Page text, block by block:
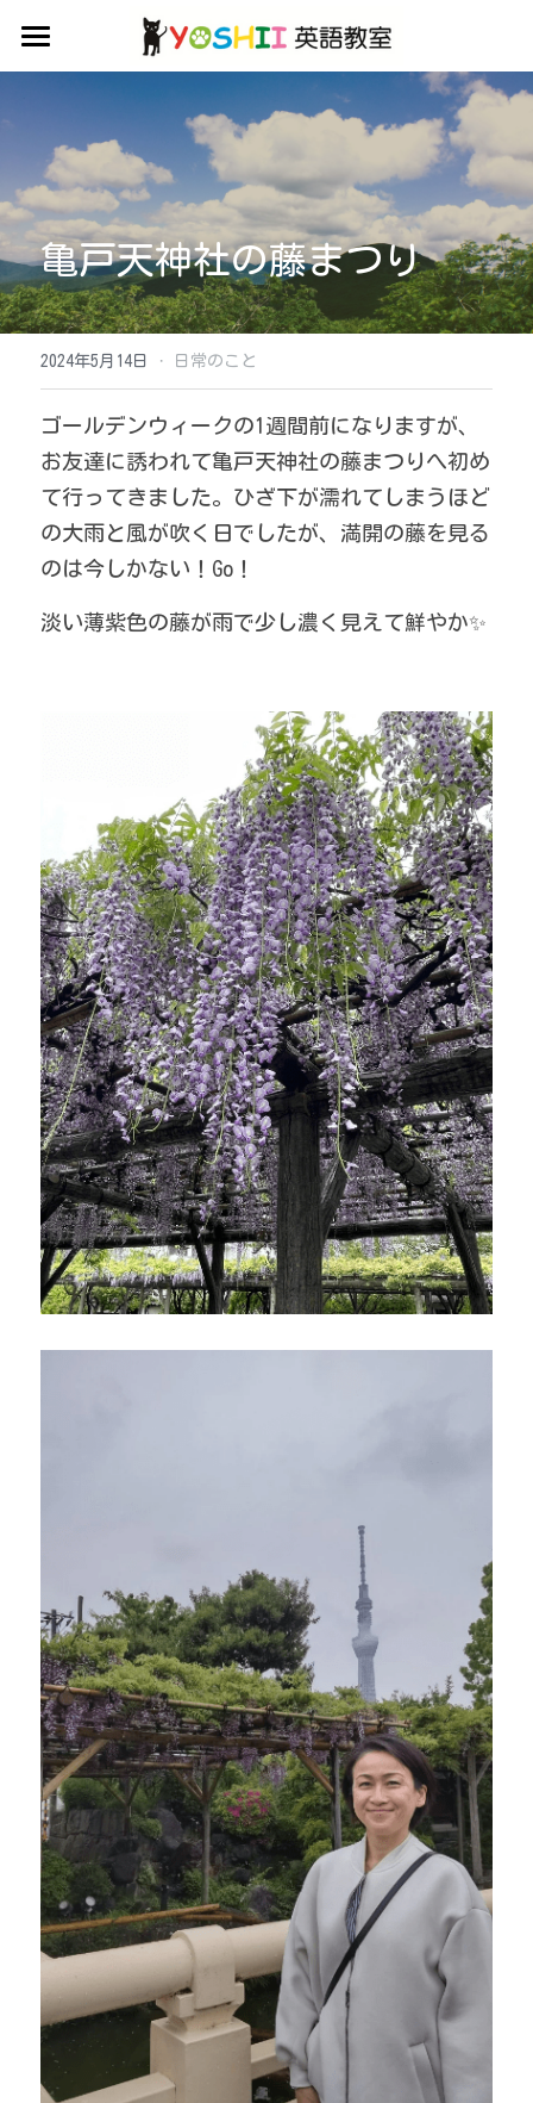
お知らせ
教室の特色
レッスンのご案内
お問い合わせ
レッスン
ブログ
Facebook
POWERED BY
亀戸天神社の藤まつり
2024年5月14日 · 日常のこと
ゴールデンウィークの1週間前になりますが、
お友達に誘われて亀戸天神社の藤まつりへ初め
て行ってきました。ひざ下が濡れてしまうほど
の大雨と風が吹く日でしたが、満開の藤を見る
のは今しかない！Go！
淡い薄紫色の藤が雨で少し濃く見えて鮮やか✨